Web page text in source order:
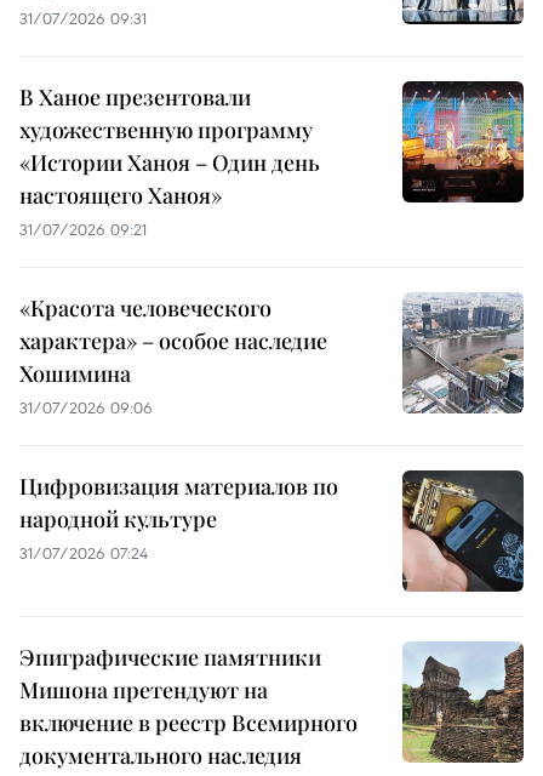
31/07/2026 09:31
В Ханое презентовали
художественную программу
«Истории Ханоя – Один день
настоящего Ханоя»
31/07/2026 09:21
«Красота человеческого
характера» – особое наследие
Хошимина
31/07/2026 09:06
Цифровизация материалов по
народной культуре
31/07/2026 07:24
Эпиграфические памятники
Мишона претендуют на
включение в реестр Всемирного
документального наследия